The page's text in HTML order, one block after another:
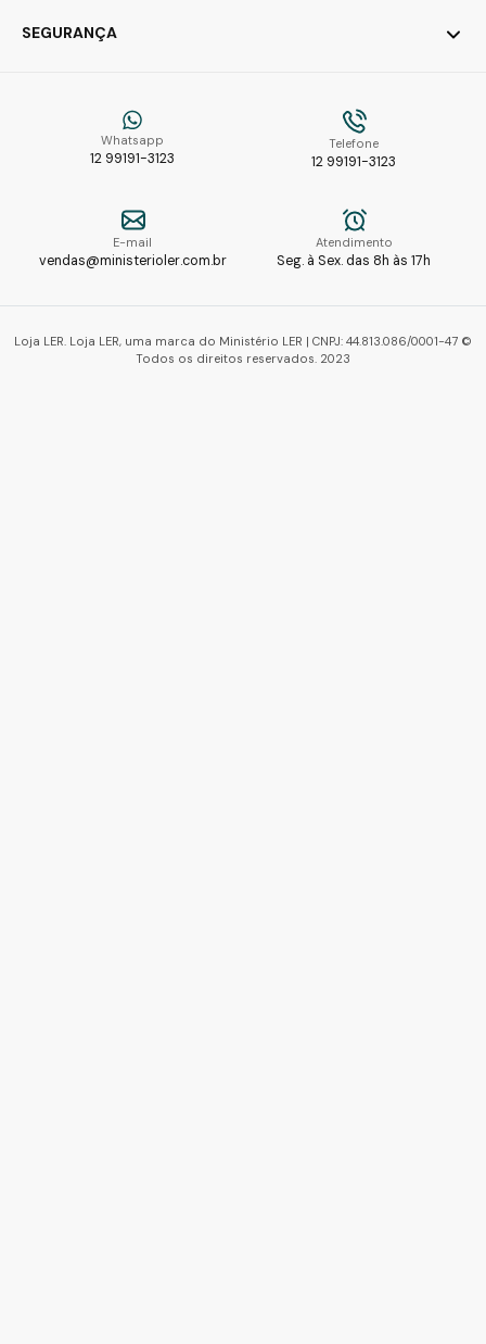
Whatsapp
12 99191-3123
Telefone
12 99191-3123
E-mail
vendas@ministerioler.com.br
Atendimento
Seg. à Sex. das 8h às 17h
SEGURANÇA
Loja LER. Loja LER, uma marca do Ministério LER | CNPJ: 44.813.086/0001-47 ©
Todos os direitos reservados. 2023